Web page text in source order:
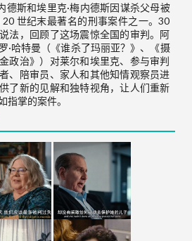
德斯和埃里克·梅内德斯因谋杀父母被
世纪末最著名的刑事案件之一。30
法，回顾了这场震惊全国的审判。阿
·哈特曼（《谁杀了玛丽亚？》、《摄
政治》）对莱尔和埃里克、参与审判
、陪审员、家人和其他知情观察员进
了新的见解和独特视角，让人们重新
指掌的案件。